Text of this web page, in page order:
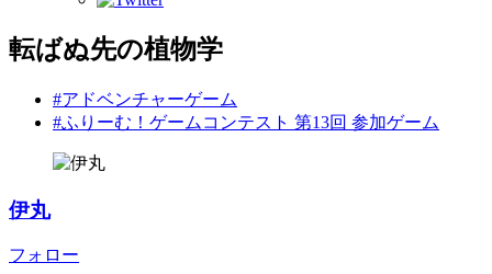
転ばぬ先の植物学
#アドベンチャーゲーム
#ふりーむ！ゲームコンテスト 第13回 参加ゲーム
伊丸
フォロー